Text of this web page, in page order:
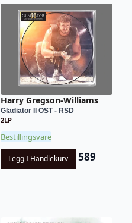
Harry Gregson-Williams
Gladiator II OST - RSD
2LP
Bestillingsvare
Legg I Handlekurv 589